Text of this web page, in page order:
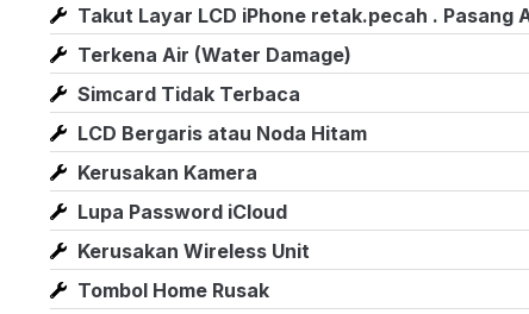
Takut Layar LCD iPhone retak.pecah . Pasang
Terkena Air (Water Damage)
Simcard Tidak Terbaca
LCD Bergaris atau Noda Hitam
Kerusakan Kamera
Lupa Password iCloud
Kerusakan Wireless Unit
Tombol Home Rusak